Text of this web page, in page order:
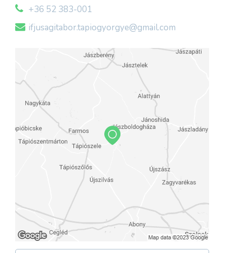
+36 52 383-001
ifjusagitabor.tapiogyorgye@gmail.com